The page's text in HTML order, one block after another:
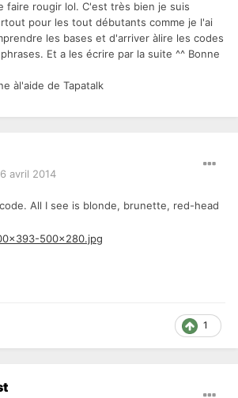
faire rougir lol. C'est très bien je suis
pour les tout débutants comme je l'ai
les bases et d'arriver àlire les codes
Et a les écrire par la suite ^^ Bonne
àl'aide de Tapatalk
avril 2014
All I see is blonde, brunette, red-head
1